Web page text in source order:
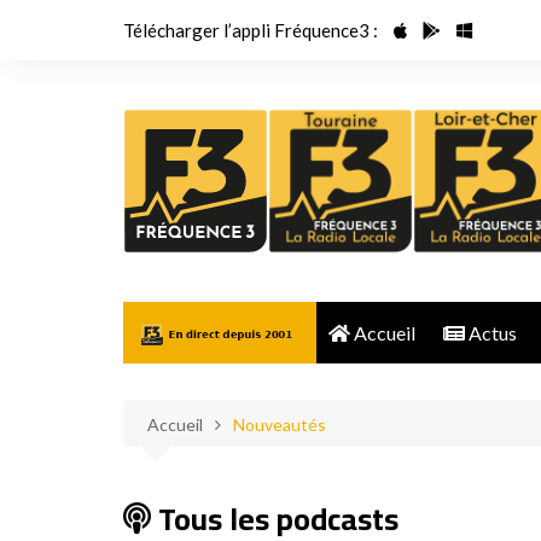
Télécharger l’appli Fréquence3 :
Accueil Actus
Accueil Nouveautés
Tous les podcasts